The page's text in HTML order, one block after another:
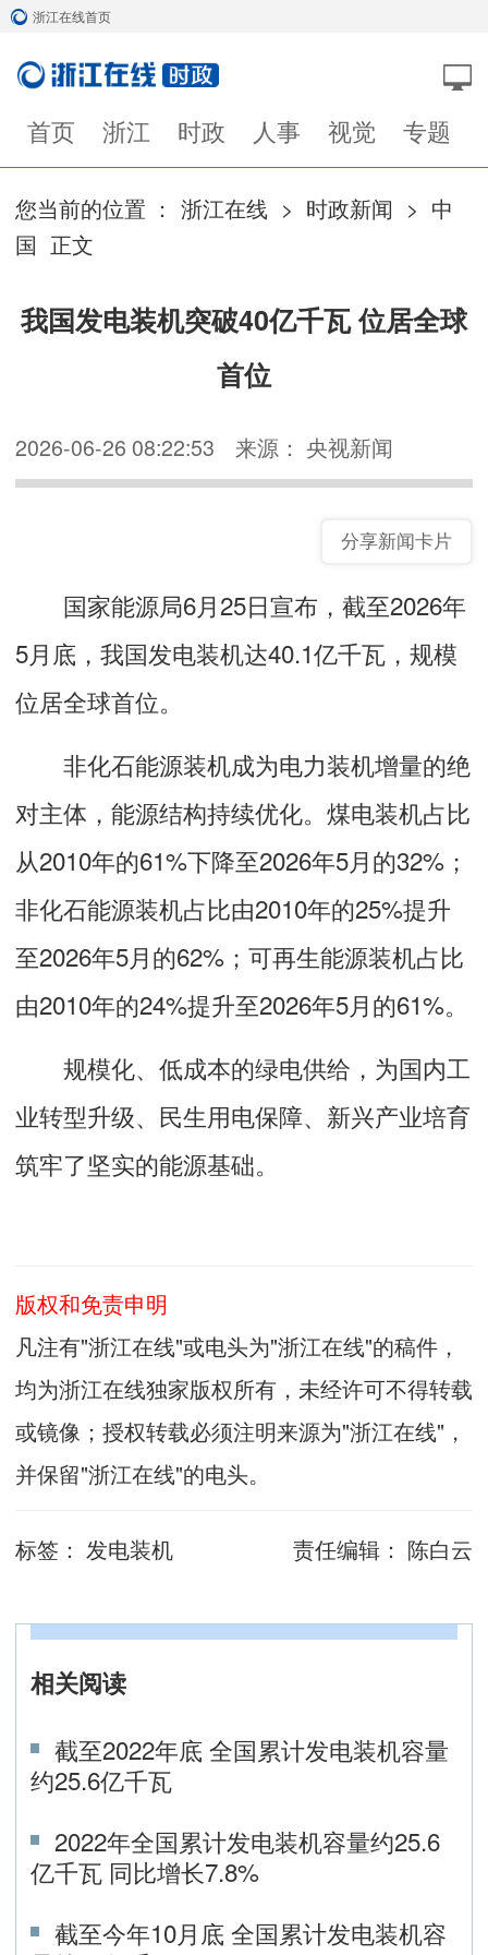
浙江在线首页
首页 浙江 时政 人事 视觉 专题
您当前的位置 ： 浙江在线 > 时政新闻 > 中
国 正文
我国发电装机突破40亿千瓦 位居全球
首位
2026-06-26 08:22:53 来源： 央视新闻
分享新闻卡片
国家能源局6月25日宣布，截至2026年
5月底，我国发电装机达40.1亿千瓦，规模
位居全球首位。
非化石能源装机成为电力装机增量的绝
对主体，能源结构持续优化。煤电装机占比
从2010年的61%下降至2026年5月的32%；
非化石能源装机占比由2010年的25%提升
至2026年5月的62%；可再生能源装机占比
由2010年的24%提升至2026年5月的61%。
规模化、低成本的绿电供给，为国内工
业转型升级、民生用电保障、新兴产业培育
筑牢了坚实的能源基础。
版权和免责申明
凡注有"浙江在线"或电头为"浙江在线"的稿件，
均为浙江在线独家版权所有，未经许可不得转载
或镜像；授权转载必须注明来源为"浙江在线"，
并保留"浙江在线"的电头。
标签： 发电装机 责任编辑： 陈白云
相关阅读
截至2022年底 全国累计发电装机容量
约25.6亿千瓦
2022年全国累计发电装机容量约25.6
亿千瓦 同比增长7.8%
截至今年10月底 全国累计发电装机容